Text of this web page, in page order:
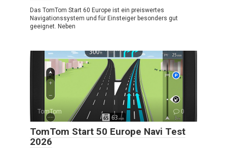
Das TomTom Start 60 Europe ist ein preiswertes
Navigationssystem und für Einsteiger besonders gut
geeignet. Neben
TomTom 0
TomTom Start 50 Europe Navi Test
2026